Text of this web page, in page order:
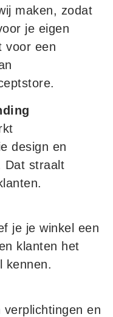
maken, zodat
je eigen
voor een
design en
Dat straalt
je je winkel een
klanten het
kennen.
en